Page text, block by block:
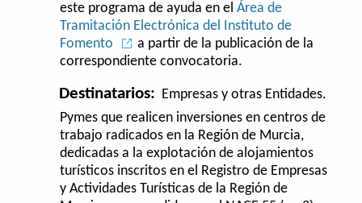
este programa de ayuda en elÁrea de
Tramitación Electrónica del Instituto de
Fomento
a partir de la publicación de la
correspondiente convocatoria.
Destinatarios:
Empresas y otras Entidades.
Pymes que realicen inversiones en centros de
trabajo radicados en la Región de Murcia,
dedicadas a la explotación de alojamientos
turísticos inscritos en el Registro de Empresas
y Actividades Turísticas de la Región de